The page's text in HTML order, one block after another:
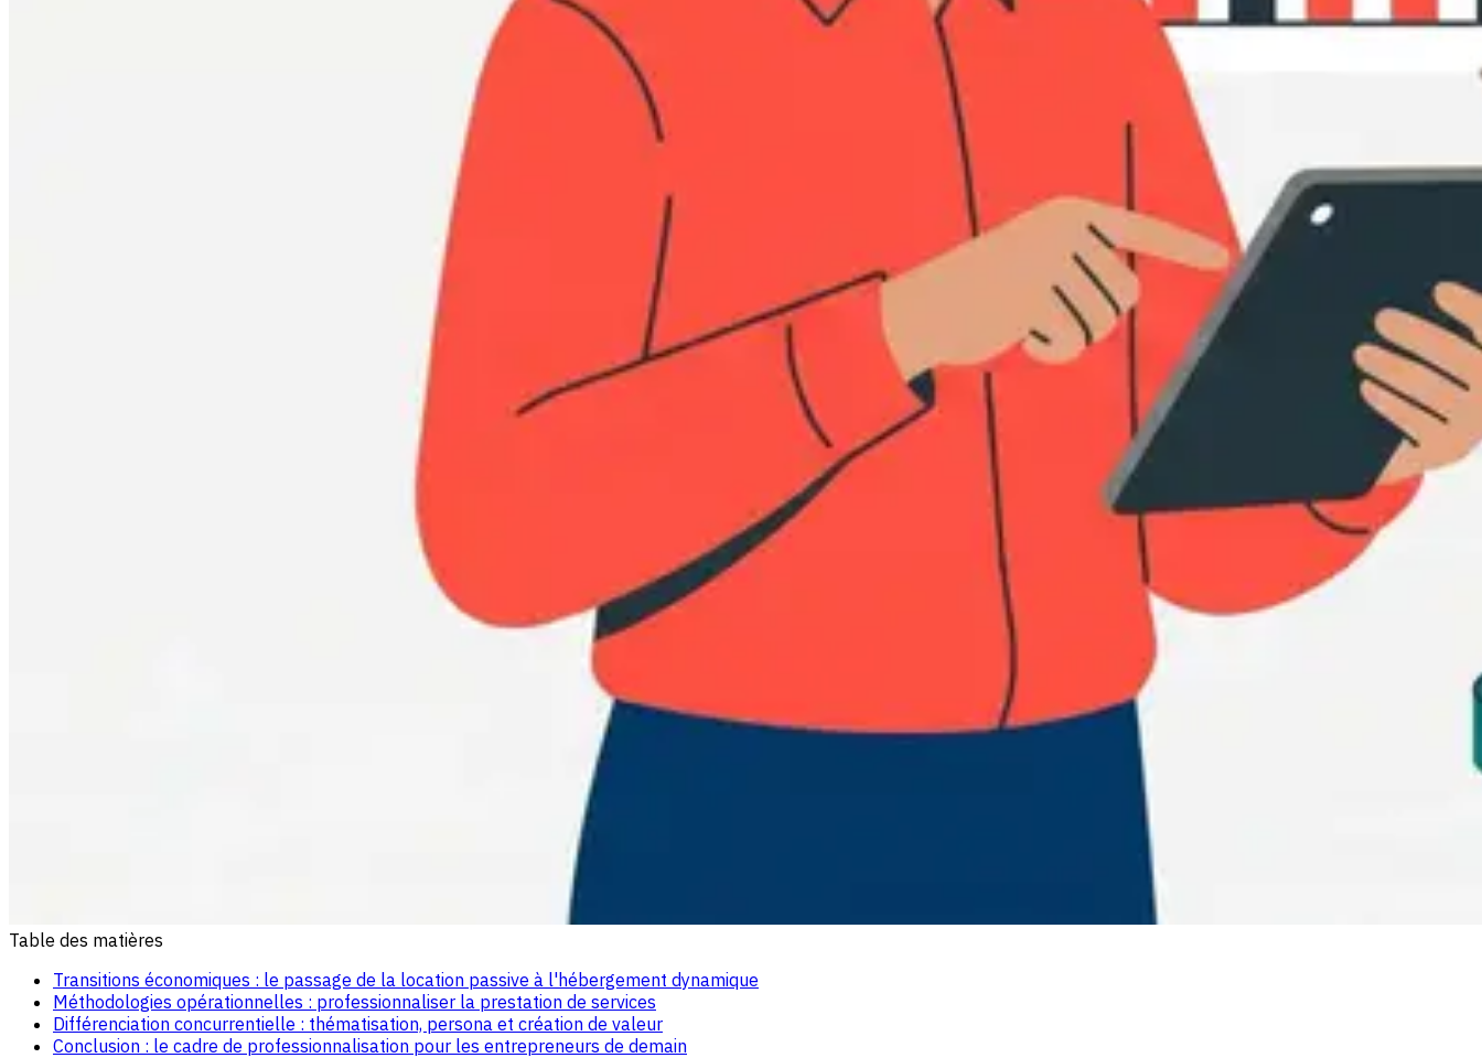
Table des matières
Transitions économiques : le passage de la location passive à l'hébergement dynamique
Méthodologies opérationnelles : professionnaliser la prestation de services
Différenciation concurrentielle : thématisation, persona et création de valeur
Conclusion : le cadre de professionnalisation pour les entrepreneurs de demain